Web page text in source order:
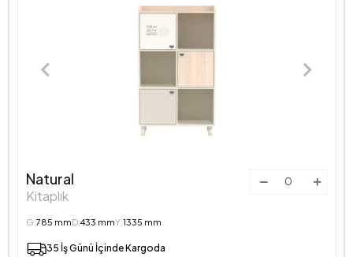
Natural
Kitaplık
G:785 mmD:433 mmY:1335 mm
35 İş Günü İçinde Kargoda